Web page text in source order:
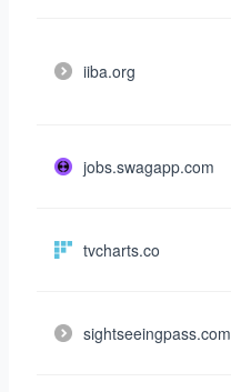
iiba.org
jobs.swagapp.com
tvcharts.co
sightseeingpass.com